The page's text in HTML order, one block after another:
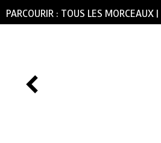
PARCOURIR : TOUS LES MORCEAUX |